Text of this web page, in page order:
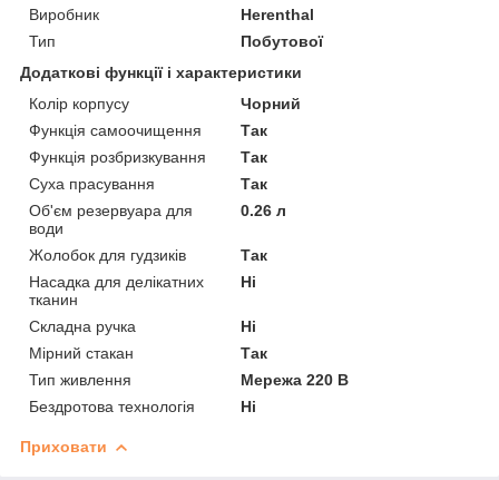
Виробник
Herenthal
Тип
Побутової
Додаткові функції і характеристики
Колір корпусу
Чорний
Функція самоочищення
Так
Функція розбризкування
Так
Суха прасування
Так
Об'єм резервуара для
води
0.26 л
Жолобок для гудзиків
Так
Насадка для делікатних
тканин
Ні
Складна ручка
Ні
Мірний стакан
Так
Тип живлення
Мережа 220 В
Бездротова технологія
Ні
Приховати